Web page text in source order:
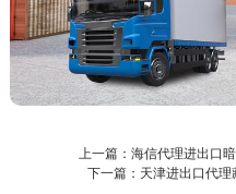
上一篇：海信代理进出口
下一篇：天津进出口代理